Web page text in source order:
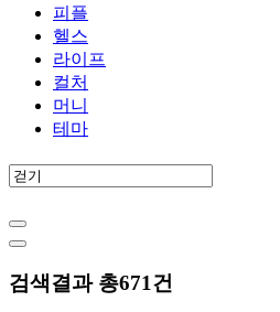
피플
헬스
라이프
컬처
머니
테마
검색결과 총671건